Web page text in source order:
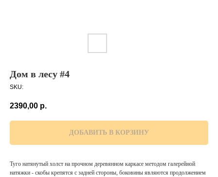
Дом в лесу #4
SKU:
2390,00 р.
ДОБАВИТЬ В КОРЗИНУ
Туго натянутый холст на прочном деревянном каркасе методом галерейной
натяжки - скобы крепятся с задней стороны, боковины являются продолжением